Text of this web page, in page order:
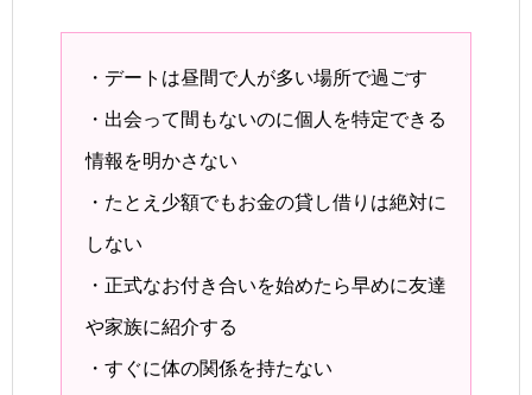
・デートは昼間で人が多い場所で過ごす
・出会って間もないのに個人を特定できる
情報を明かさない
・たとえ少額でもお金の貸し借りは絶対に
しない
・正式なお付き合いを始めたら早めに友達
や家族に紹介する
・すぐに体の関係を持たない